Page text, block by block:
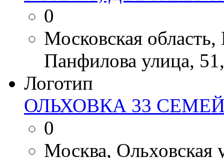
0
Московская
Панфилова улица,
Логотип
ОЛЬХОВКА 33
0
Москва, Ольховская